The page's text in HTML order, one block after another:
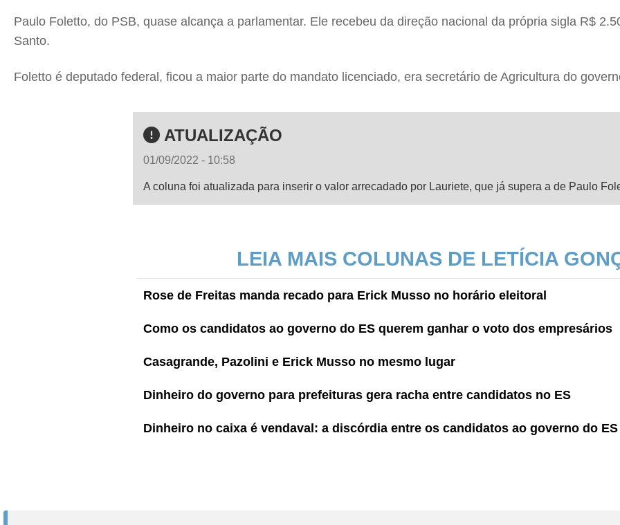
Paulo Foletto, do PSB, quase alcança a parlamentar. Ele recebeu da direção nacional da própria sigla R$
Santo.
Foletto é deputado federal, ficou a maior parte do mandato licenciado, era secretário de Agricultura do
ATUALIZAÇÃO
01/09/2022 - 10:58
A coluna foi atualizada para inserir o valor arrecadado por Lauriete, que já supera a de Paulo
LEIA MAIS COLUNAS DE LETÍCIA
Rose de Freitas manda recado para Erick Musso no horário eleitoral
Como os candidatos ao governo do ES querem ganhar o voto dos empresários
Casagrande, Pazolini e Erick Musso no mesmo lugar
Dinheiro do governo para prefeituras gera racha entre candidatos no ES
Dinheiro no caixa é vendaval: a discórdia entre os candidatos ao governo do ES